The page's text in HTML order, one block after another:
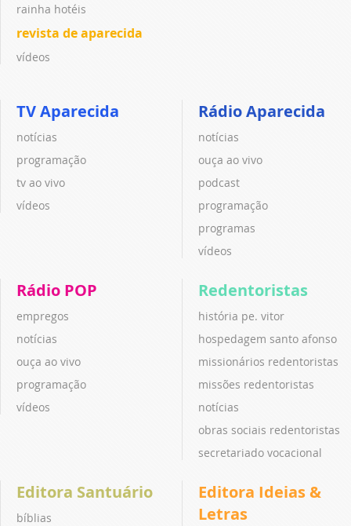
rainha hotéis
revista de aparecida
vídeos
TV Aparecida
notícias
programação
tv ao vivo
vídeos
Rádio Aparecida
notícias
ouça ao vivo
podcast
programação
programas
vídeos
Rádio POP
empregos
notícias
ouça ao vivo
programação
vídeos
Redentoristas
história pe. vitor
hospedagem santo afonso
missionários redentoristas
missões redentoristas
notícias
obras sociais redentoristas
secretariado vocacional
Editora Santuário
bíblias
Editora Ideias &
Letras